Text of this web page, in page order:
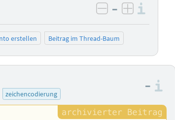
negativ
– positiv
erstellen Beitrag im Thread-Baum
zeichencodierung
–